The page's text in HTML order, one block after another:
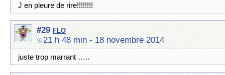
J en pleure de rire!!!!!!!!
#29 flo
21 h 48 min - 18 novembre 2014
juste trop marrant …..